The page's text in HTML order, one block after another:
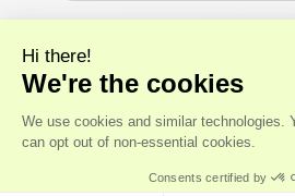
2 - DECODIFICA
Accede a tus
salud
análisis integral del organismo